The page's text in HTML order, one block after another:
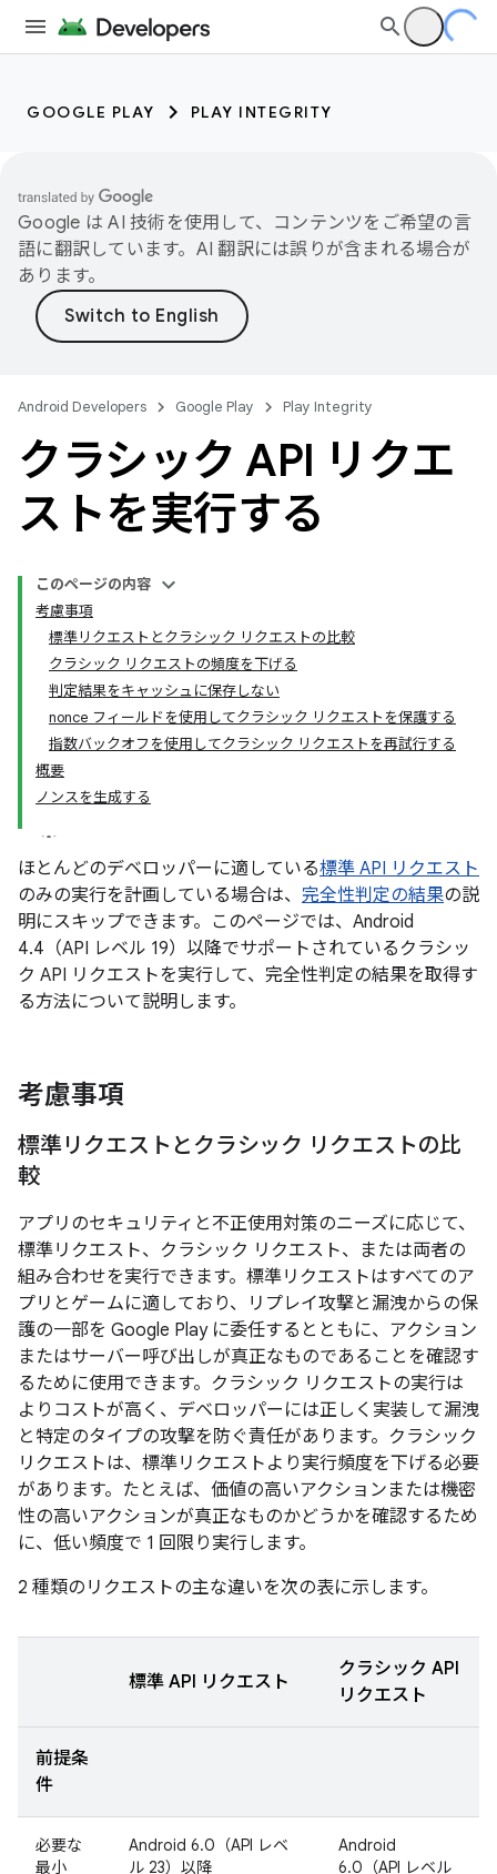
GOOGLE PLAY PLAY INTEGRITY
Google は AI 技術を使用して、コンテンツをご希望の言
語に翻訳しています。AI 翻訳には誤りが含まれる場合が
あります。
Android Developers Google Play Play Integrity
クラシック API リクエ
ストを実行する
このページの内容
考慮事項
標準リクエストとクラシック リクエストの比較
クラシック リクエストの頻度を下げる
判定結果をキャッシュに保存しない
nonce フィールドを使用してクラシック リクエストを保護する
指数バックオフを使用してクラシック リクエストを再試行する
概要
ノンスを生成する
ほとんどのデベロッパーに適している標準 API リクエスト
のみの実行を計画している場合は、 完全性判定の結果の説
明にスキップできます。このページでは、Android
4.4（API レベル 19）以降でサポートされているクラシッ
ク API リクエストを実行して、完全性判定の結果を取得す
る方法について説明します。
考慮事項
標準リクエストとクラシック リクエストの比
較
アプリのセキュリティと不正使用対策のニーズに応じて、
標準リクエスト、クラシック リクエスト、または両者の
組み合わせを実行できます。標準リクエストはすべてのア
プリとゲームに適しており、リプレイ攻撃と漏洩からの保
護の一部を Google Play に委任するとともに、アクション
またはサーバー呼び出しが真正なものであることを確認す
るために使用できます。クラシック リクエストの実行は
よりコストが高く、デベロッパーには正しく実装して漏洩
と特定のタイプの攻撃を防ぐ責任があります。クラシック
リクエストは、標準リクエストより実行頻度を下げる必要
があります。たとえば、価値の高いアクションまたは機密
性の高いアクションが真正なものかどうかを確認するため
に、低い頻度で 1 回限り実行します。
2 種類のリクエストの主な違いを次の表に示します。
標準 API リクエスト
クラシック API
リクエスト
前提条
件
必要な
最小
Android 6.0（API レベ
ル 23）以降
Android
6.0（API レベル